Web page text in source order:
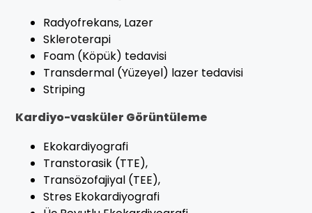
Radyofrekans, Lazer
Skleroterapi
Foam (Köpük) tedavisi
Transdermal (Yüzeyel) lazer tedavisi
Striping
Kardiyo-vasküler Görüntüleme
Ekokardiyografi
Transtorasik (TTE),
Transözofajiyal (TEE),
Stres Ekokardiyografi